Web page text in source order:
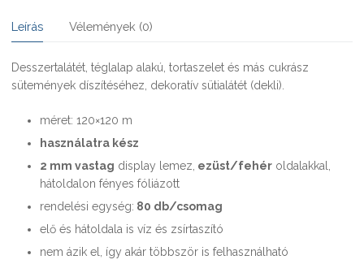
Leírás Vélemények (0)
Desszertalátét, téglalap alakú, tortaszelet és más cukrász
sütemények díszítéséhez, dekoratív sütialátét (dekli).
méret: 120×120 m
használatra kész
2 mm vastag display lemez, ezüst/fehér oldalakkal,
hátoldalon fényes fóliázott
rendelési egység: 80 db/csomag
elő és hátoldala is víz és zsírtaszító
nem ázik el, így akár többször is felhasználható